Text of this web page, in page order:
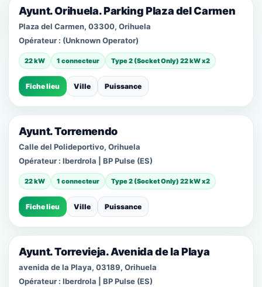
Ayunt. Orihuela. Parking Plaza del Carmen
Plaza del Carmen, 03300, Orihuela
Opérateur : (Unknown Operator)
22 kW 1 connecteur Type 2 (Socket Only) 22 kW x2
Fiche lieu Ville Puissance
Ayunt. Torremendo
Calle del Polideportivo, Orihuela
Opérateur : Iberdrola | BP Pulse (ES)
22 kW 1 connecteur Type 2 (Socket Only) 22 kW x2
Fiche lieu Ville Puissance
Ayunt. Torrevieja. Avenida de la Playa
avenida de la Playa, 03189, Orihuela
Opérateur : Iberdrola | BP Pulse (ES)